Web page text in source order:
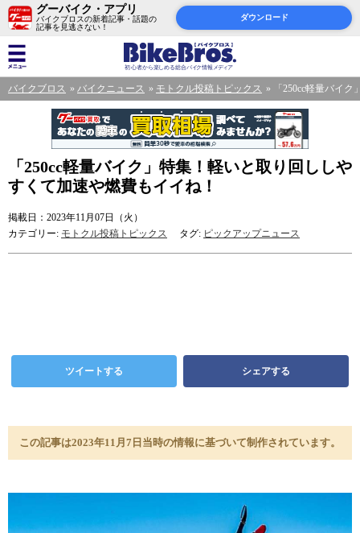
グーバイク・アプリ
バイクブロスの新着記事・話題の
記事を見逃さない！
ダウンロード
バイクブロス バイクニュース モトクル投稿トピックス 「250cc軽量バイ
「250cc軽量バイク」特集！軽いと取り回ししや
すくて加速や燃費もイイね！
掲載日：2023年11月07日（火）
カテゴリー: モトクル投稿トピックス タグ: ピックアップニュース
ツイートする シェアする
この記事は2023年11月7日当時の情報に基づいて制作されています。